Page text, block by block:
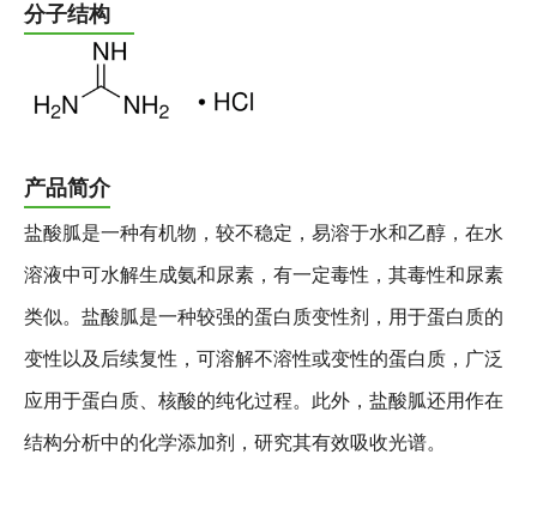
分子结构
产品简介
盐酸胍是一种有机物，较不稳定，易溶于水和乙醇，在水
溶液中可水解生成氨和尿素，有一定毒性，其毒性和尿素
类似。盐酸胍是一种较强的蛋白质变性剂，用于蛋白质的
变性以及后续复性，可溶解不溶性或变性的蛋白质，广泛
应用于蛋白质、核酸的纯化过程。此外，盐酸胍还用作在
结构分析中的化学添加剂，研究其有效吸收光谱。